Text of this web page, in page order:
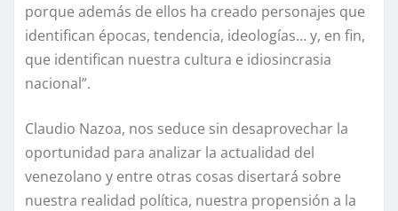
porque además de ellos ha creado personajes que
identifican épocas, tendencia, ideologías… y, en fin,
que identifican nuestra cultura e idiosincrasia
nacional”.
Claudio Nazoa, nos seduce sin desaprovechar la
oportunidad para analizar la actualidad del
venezolano y entre otras cosas disertará sobre
nuestra realidad política, nuestra propensión a la